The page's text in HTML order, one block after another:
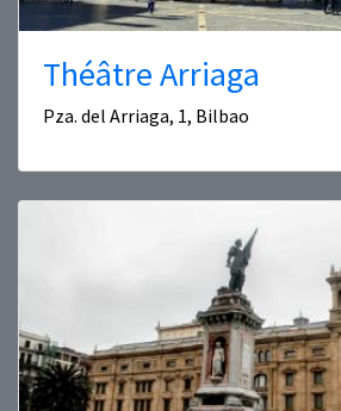
Théâtre Arriaga
Pza. del Arriaga, 1, Bilbao